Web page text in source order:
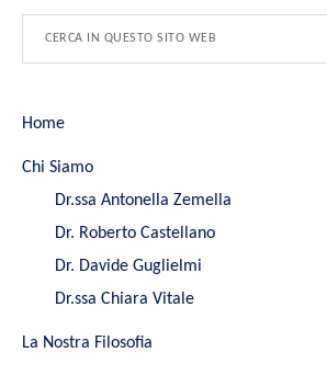
Home
Chi Siamo
Dr.ssa Antonella Zemella
Dr. Roberto Castellano
Dr. Davide Guglielmi
Dr.ssa Chiara Vitale
La Nostra Filosofia